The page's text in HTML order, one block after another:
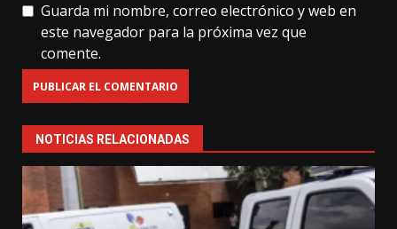
Guarda mi nombre, correo electrónico y web en
este navegador para la próxima vez que
comente.
NOTICIAS RELACIONADAS